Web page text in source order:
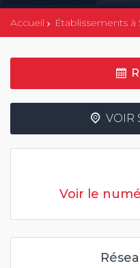
Accueil Établissements à
VOIR
Voir le